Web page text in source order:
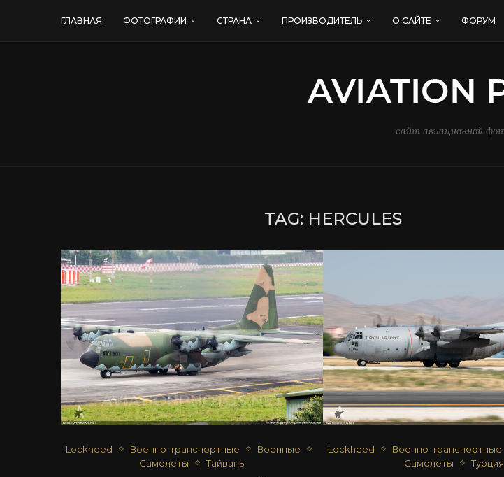
ГЛАВНАЯ ФОТОГРАФИИ СТРАНА ПРОИЗВОДИТЕЛЬ О САЙТЕ ФОРУМ
сайт авиационной
TAG: HERCULES
Lockheed Военно-транспортные
Военные
Самолеты
Тайвань
Lockheed Военно-транспортные
Самолеты
Турция